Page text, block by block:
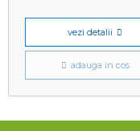
vezi detalii
adauga in cos